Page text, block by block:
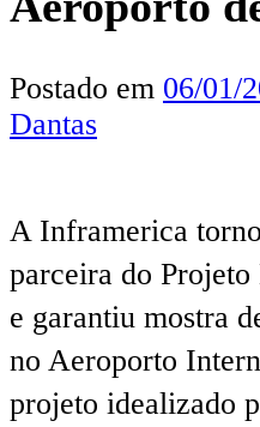
Postado em 06/01/
Dantas
A Inframerica
parceira do Projeto
e garantiu mostra
no Aeroporto
projeto idealizado